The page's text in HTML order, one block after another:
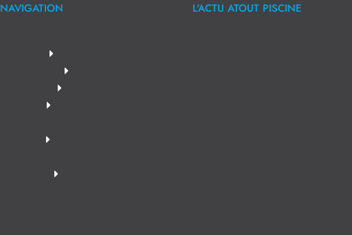
NAVIGATION L'ACTU ATOUT PISCINE